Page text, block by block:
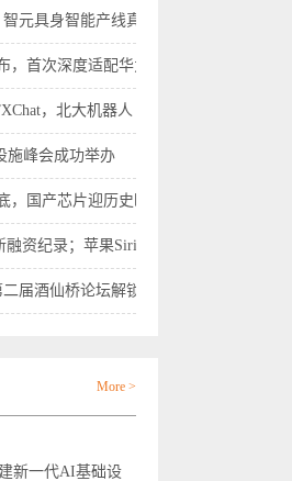
元具身智能产线真实
，首次深度适配华为
，北大机器人
施峰会成功举办
，国产芯片迎历史时
融资纪录；苹果Siri迎
届酒仙桥论坛解锁“
More >
新一代AI基础设